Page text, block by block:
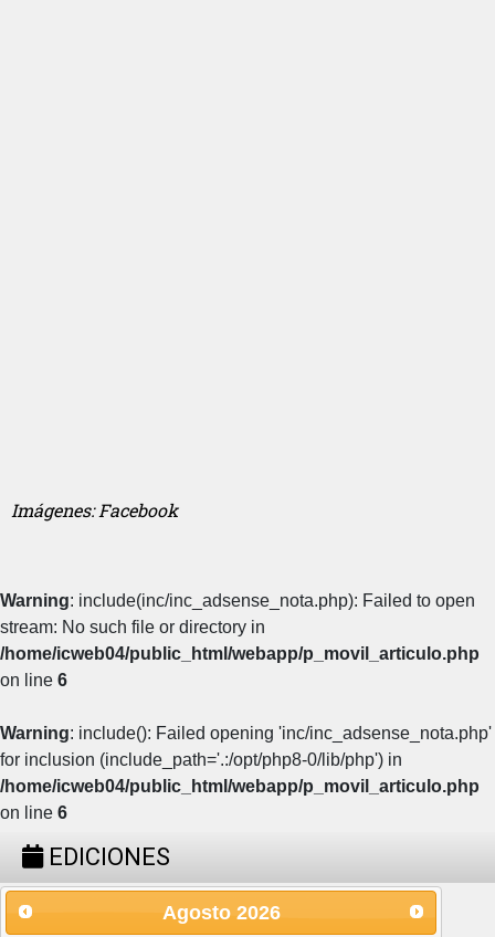
Imágenes: Facebook
Warning: include(inc/inc_adsense_nota.php): Failed to open
stream: No such file or directory in
/home/icweb04/public_html/webapp/p_movil_articulo.php
on line 6
Warning: include(): Failed opening 'inc/inc_adsense_nota.php'
for inclusion (include_path='.:/opt/php8-0/lib/php') in
/home/icweb04/public_html/webapp/p_movil_articulo.php
on line 6
EDICIONES
Agosto 2026